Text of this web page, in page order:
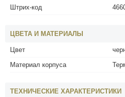
Штрих-код
ЦВЕТА И МАТЕРИАЛЫ
Цвет
Материал корпуса
ТЕХНИЧЕСКИЕ ХАРАКТЕРИСТИКИ